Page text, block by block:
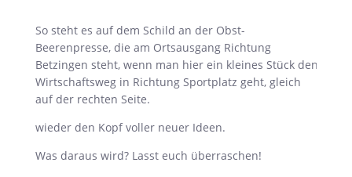
So steht es auf dem Schild an der Obst-
Beerenpresse, die am Ortsausgang Richtung
Betzingen steht, wenn man hier ein kleines Stück den
Wirtschaftsweg in Richtung Sportplatz geht, gleich
auf der rechten Seite.
wieder den Kopf voller neuer Ideen.
Was daraus wird? Lasst euch überraschen!